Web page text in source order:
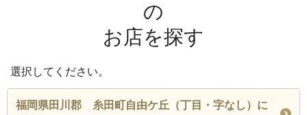
の
お店を探す
選択してください。
福岡県田川郡 糸田町自由ケ丘（丁目・字なし）に